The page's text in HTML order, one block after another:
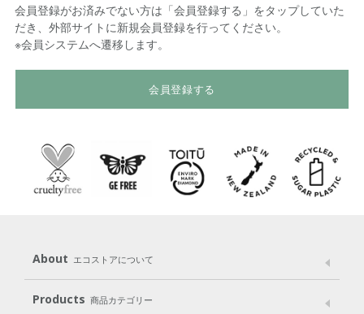
会員登録がお済みでない方は「会員登録する」をタップしていた
だき、外部サイトに新規会員登録を行ってください。
※会員システムへ遷移します。
会員登録する
About エコストアについて
メッセージ ブランドストーリー
Products 商品カテゴリー